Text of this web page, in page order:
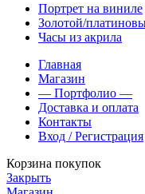
Портрет на виниле
Золотой/
Часы из акрила
Главная
Магазин
— Портфолио —
Доставка и оплата
Контакты
Вход / Регистрация
Корзина покупок
Закрыть